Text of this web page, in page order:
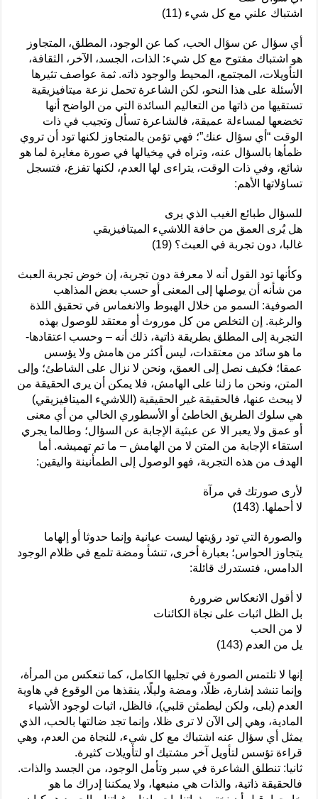
اشتباك علني مع كل شيء (11)
أي سؤال عن سؤال الحب، كما عن الوجود، المطلق، المتجاوز
هو اشتباك مفتوح مع كل شيء: الذات، الجسد، الآخر، الثقافة،
التأويلات، المجتمع، المحيط والوجود ذاته. ثمة عواصف تثيرها
الأسئلة على هذا النحو، لكن الشاعرة تحمل نزعة ميتافيزيقية
تستقيها من ذاتها من التعاليم السائدة التي من الواضح أنها
تخضعها لمساءلة عميقة، فالشاعرة تسأل وتجيب في ذات
الوقت “أي سؤال عنك”؛ فهي تؤمن بالمتجاوز لكنها تود أن تروي
ظمأها بالسؤال عنه، وتراه في مِخيالها في صورة مغايرة لما هو
شائع، وفي ذات الوقت، يتراءى لها العدم، لكنها تفزع، فتسجل
تساؤلاتها الأهم:
للسؤال طبائع الغيب الذي يرى
هل يُرى العمق من حافة اللاشيء الميتافيزيقي
غالبا، دون تجربة في العبث؟ (19)
وكأنها تود القول أنه لا معرفة دون تجربة، إن خوض تجربة العبث
من شأنه أن يوصلها إلى المعنى أو حسب بعض المذاهب
الصوفية: السمو من خلال الهبوط والانغماس في تحقيق اللذة
والرغبة. إن التخلص من كل موروث أو معتقد للوصول بهذه
التجربة إلى المطلق بطريقة ذاتية، ذلك أنه – وحسب اعتقادها-
ما هو سائد من معتقدات، ليس أكثر من هامش ولا يؤسس
عمقا؛ فكيف نصل إلى العمق، ونحن لا نزال على الشاطئ؛ وإلى
المتن، ونحن ما زلنا على الهامش، فلا يمكن أن يرى الحقيقة من
لا يبحث عنها، فالحقيقة غير الحقيقية (اللاشيء الميتافيزيقي)
هي سلوك الطريق الخاطئ أو الأسطوري الخالي من أي معنى
أو عمق ولا يعبر الا عن عبثية الإجابة عن السؤال؛ وطالما يجري
استقاء الإجابة من المتن لا من الهامش – ما تم تهميشه. أما
الهدف من هذه التجربة، فهو الوصول إلى الطمأنينة واليقين:
لأرى صورتك في مرآة
لا أحملها. (143)
والصورة التي تود رؤيتها ليست عيانية وإنما حدوثا أو إلهاما
يتجاوز الحواس؛ بعبارة أخرى، تنشأ ومضة تلمع في ظلام الوجود
الدامس، فتستدرك قائلة:
لا أقول الانعكاس ضرورة
بل الظل اثبات على نجاة الكائنات
لا من الحب
يل من العدم (143)
إنها لا تلتمس الصورة في تجليها الكامل، كما تنعكس من المرأة،
وإنما تنشد إشارة، ظلًا، ومضة وليلًا، ينقذها من الوقوع في هاوية
العدم (بلى، ولكن ليطمئن قلبي)، فالظل، اثبات لوجود الأشياء
المادية، وهي إلى الآن لا ترى ظلا، وإنما تجد ضالتها بالحب، الذي
يمثل أي سؤال عنه اشتباك مع كل شيء، للنجاة من العدم، وهي
قراءة تؤسس لتأويل آخر مشتبك او لتأويلات كثيرة.
ثانيا: تنطلق الشاعرة في سبر وتأمل الوجود، من الجسد والذات.
فالحقيقة ذاتية، والذات هي منبعها، ولا يمكننا إدراك ما هو